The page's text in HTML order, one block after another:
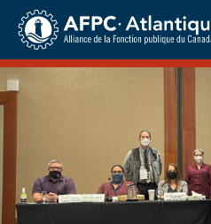
Skip
content